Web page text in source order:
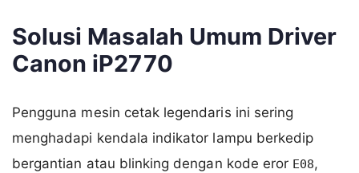
Solusi Masalah Umum Driver
Canon iP2770
Pengguna mesin cetak legendaris ini sering
menghadapi kendala indikator lampu berkedip
bergantian atau blinking dengan kode eror E08,